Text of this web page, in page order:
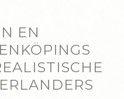
EN